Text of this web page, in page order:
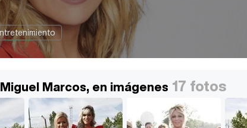
Marcos, en imágenes 17 fotos